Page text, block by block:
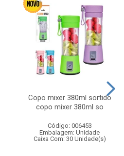
Copo mixer 380ml sortido
copo mixer 380ml so
Código: 006453
Embalagem: Unidade
Caixa Com: 30 Unidade(s)